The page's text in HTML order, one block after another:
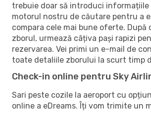
trebuie doar să introduci informațiile
motorul nostru de căutare pentru a
compara cele mai bune oferte. După
zborul, urmează câțiva pași rapizi
rezervarea. Vei primi un e-mail de
toate detaliile zborului la scurt timp
Check-in online pentru Sky
Sari peste cozile la aeroport cu
online a eDreams. Îți vom trimite un